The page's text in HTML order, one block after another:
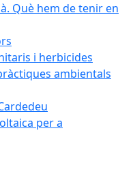
Què hem de tenir en
i herbicides
ambientals
per a